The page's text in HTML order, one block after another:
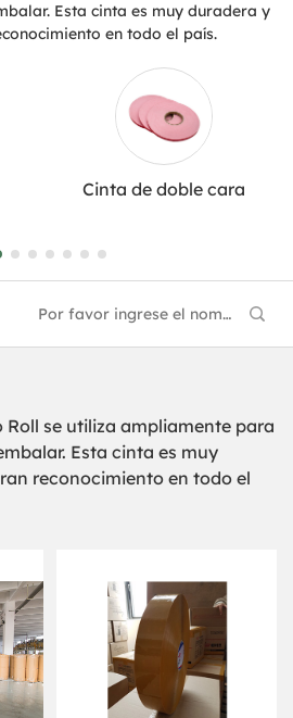
Esta cinta es muy duradera y
en todo el país.
Cinta de doble cara
se utiliza ampliamente para
Esta cinta es muy
reconocimiento en todo el